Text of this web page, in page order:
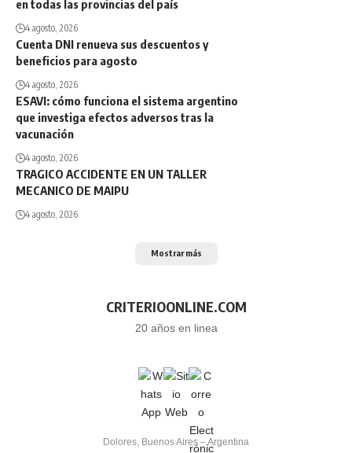
en todas las provincias del país
4 agosto, 2026
Cuenta DNI renueva sus descuentos y
beneficios para agosto
4 agosto, 2026
ESAVI: cómo funciona el sistema argentino
que investiga efectos adversos tras la
vacunación
4 agosto, 2026
TRAGICO ACCIDENTE EN UN TALLER
MECANICO DE MAIPU
4 agosto, 2026
Mostrar más
CRITERIOONLINE.COM
20 años en linea
Dolores, Buenos Aires – Argentina